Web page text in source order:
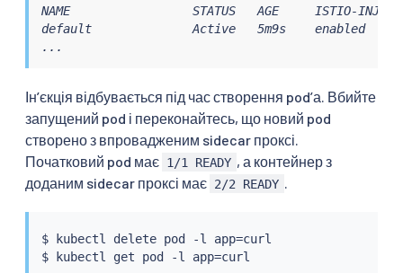
NAME                 STATUS   AGE     ISTIO-
default              Active   5m9s    enabled
...
Інʼєкція відбувається під час створення podʼа. Вбийте
запущений pod і переконайтесь, що новий pod
створено з впровадженим sidecar проксі.
Початковий pod має 1/1 READY , а контейнер з
доданим sidecar проксі має 2/2 READY
$ kubectl delete pod -l app=curl
$
kubectl get pod -l app=